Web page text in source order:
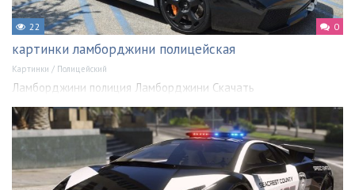
22 0
картинки ламборджини полицейская
Картинки / Полицейский
Ламборджини полиция Ламборджини Скачать